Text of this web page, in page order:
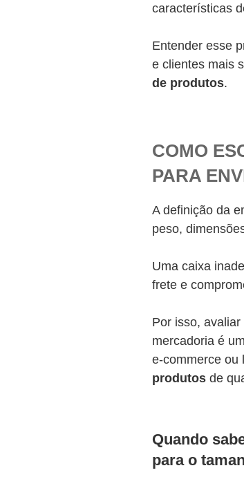
características
Entender esse
e clientes mais
de produtos.
COMO
PARA
A definição da
peso,
Uma caixa
frete e
Por isso,
mercadoria é
e-commerce ou
produtos de
Quando
para o